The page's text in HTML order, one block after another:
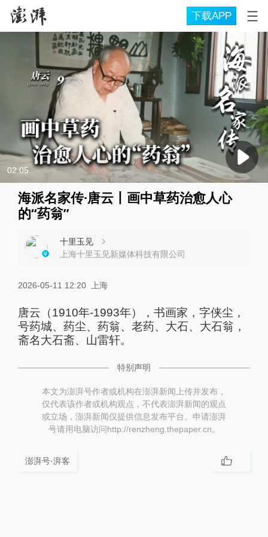
下载APP
02:05
海派名家传·唐云丨画中草药治愈人心
的“药翁”
十里玉见
上海十里玉见新媒体科技有限公司
2026-05-11 12:20 上海
唐云（1910年-1993年），书画家，字侠尘，
号药城、药尘、药翁、老药、大石、大石翁，
斋名大石斋、山雷轩。
特别声明
本文为澎湃号作者或机构在澎湃新闻上传并发布，
仅代表该作者或机构观点，不代表澎湃新闻的观点
或立场，澎湃新闻仅提供信息发布平台。申请澎湃
号请用电脑访问http://renzheng.thepaper.cn。
澎湃号·湃客